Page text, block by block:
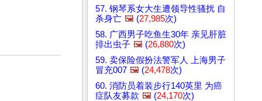
57. 钢琴系女大生遭领导性骚扰 自
杀身亡 🖼️ (27,985次)
58. 广西男子吃鱼生30年 亲见肝脏
排出虫子 🖼️ (26,880次)
59. 卖保险假扮法警军人 上海男子
冒充007 🖼️ (24,478次)
60. 消防员着装步行140英里 为癌
症队友募款 🖼️ (24,170次)